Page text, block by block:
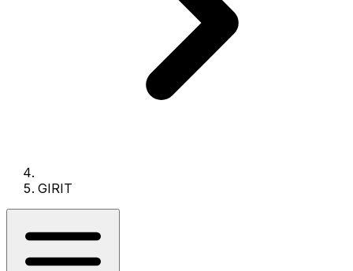
GIRIT